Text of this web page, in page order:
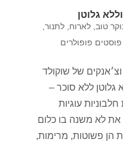
גלוטן
טוב,לארוח,לתנור,
פוסטים פופולרים
של שוקולד
ללא סוכר –
עוגיות
את לא משנה בו כלום
הן פשוטות, מרימות,